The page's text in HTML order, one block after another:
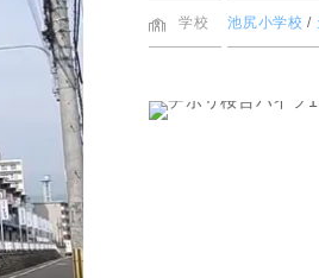
購入時・購入後のサポート
不動産用語
住まいをさがすときに役立つ読みもの
売主さま向けのサービス
割引サービスの案内
住まいを売るときに役立つ読みもの
摂津市
高槻市
電子公告
株式関連情報
会社見学会
IRに関する問合せ
学校 池尻小学校/